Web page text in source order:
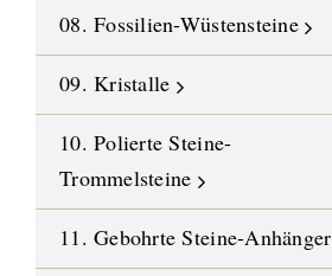
08. Fossilien-Wüstensteine
09. Kristalle
10. Polierte Steine-
Trommelsteine
11. Gebohrte Steine-Anhänger